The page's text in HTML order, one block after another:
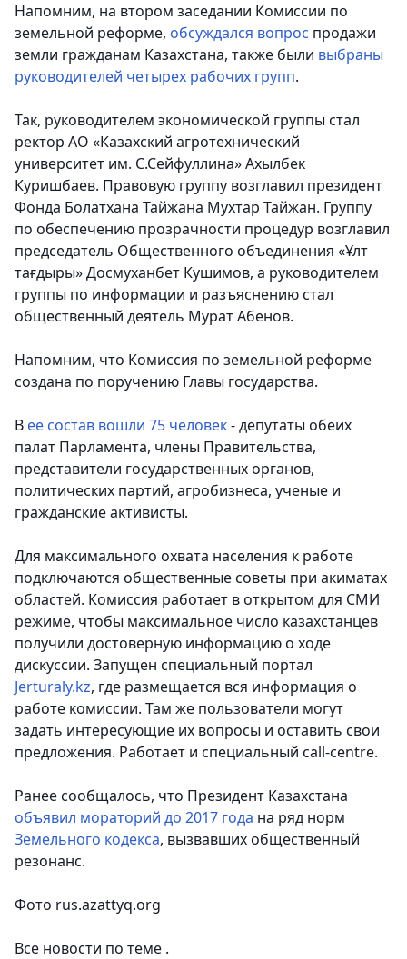
Напомним, на втором заседании Комиссии по
земельной реформе, обсуждался вопрос продажи
земли гражданам Казахстана, также были выбраны
руководителей четырех рабочих групп.
Так, руководителем экономической группы стал
ректор АО «Казахский агротехнический
университет им. С.Сейфуллина» Ахылбек
Куришбаев. Правовую группу возглавил президент
Фонда Болатхана Тайжана Мухтар Тайжан. Группу
по обеспечению прозрачности процедур возглавил
председатель Общественного объединения «Ұлт
тағдыры» Досмуханбет Кушимов, а руководителем
группы по информации и разъяснению стал
общественный деятель Мурат Абенов.
Напомним, что Комиссия по земельной реформе
создана по поручению Главы государства.
В ее состав вошли 75 человек- депутаты обеих
палат Парламента, члены Правительства,
представители государственных органов,
политических партий, агробизнеса, ученые и
гражданские активисты.
Для максимального охвата населения к работе
подключаются общественные советы при акиматах
областей. Комиссия работает в открытом для СМИ
режиме, чтобы максимальное число казахстанцев
получили достоверную информацию о ходе
дискуссии. Запущен специальный портал
Jerturaly.kz, где размещается вся информация о
работе комиссии. Там же пользователи могут
задать интересующие их вопросы и оставить свои
предложения. Работает и специальный call-centre.
Ранее сообщалось, что Президент Казахстана
объявил мораторий до 2017 года на ряд норм
Земельного кодекса, вызвавших общественный
резонанс.
Фото rus.azattyq.org
Все новости по теме .